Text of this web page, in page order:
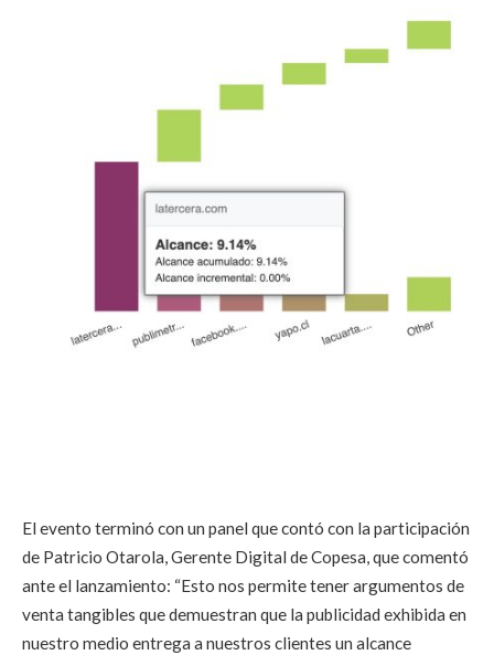
El evento terminó con un panel que contó con la participación
de Patricio Otarola, Gerente Digital de Copesa, que comentó
ante el lanzamiento: “Esto nos permite tener argumentos de
venta tangibles que demuestran que la publicidad exhibida en
nuestro medio entrega a nuestros clientes un alcance